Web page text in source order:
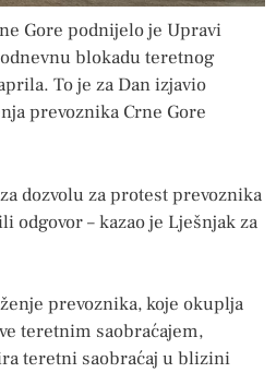
Gore podnijelo je Upravi
blokadu teretnog
To je za Dan izjavio
prevoznika Crne Gore
dozvolu za protest prevoznika
odgovor – kazao je Lješnjak za
prevoznika, koje okuplja
teretnim saobraćajem,
teretni saobraćaj u blizini